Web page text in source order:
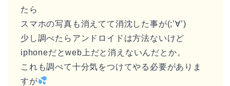
たら
スマホの写真も消えてて消沈した事が(;’∀’)
少し調べたらアンドロイドは方法ないけど
iphoneだとweb上だと消えないんだとか。
これも調べて十分気をつけてやる必要がありま
すが